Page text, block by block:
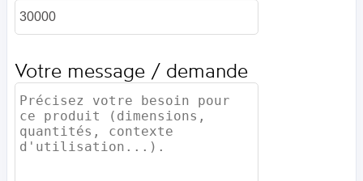
Votre message / demande